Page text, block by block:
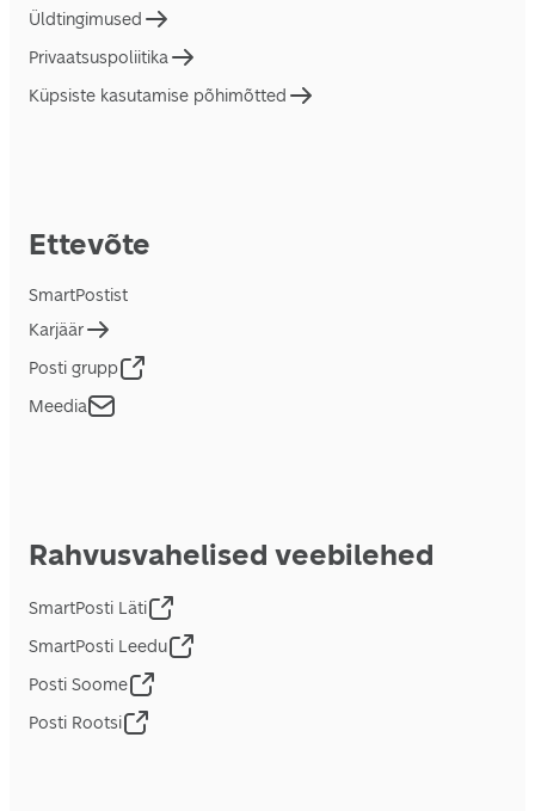
Üldtingimused
Privaatsuspoliitika
Küpsiste kasutamise põhimõtted
Ettevõte
SmartPostist
Karjäär
Posti grupp
Meedia
Rahvusvahelised veebilehed
SmartPosti Läti
SmartPosti Leedu
Posti Soome
Posti Rootsi